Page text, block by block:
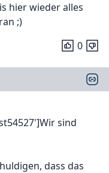
hier wieder alles
;)
0
sind
dass das